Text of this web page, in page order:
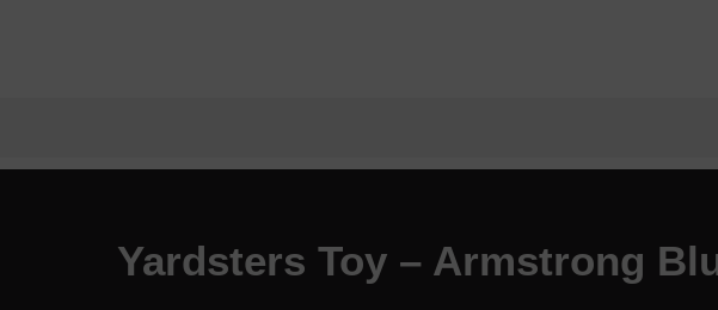
Yardsters Toy – Armstrong